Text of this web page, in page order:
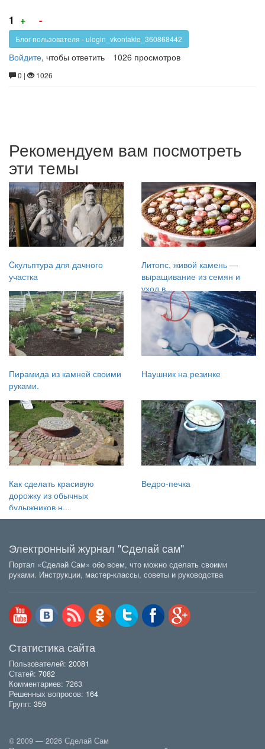
1 +
за!
-
против!
Блог пользователя - ulogin_vkontakte_360868442
Войдите, чтобы ответить 1026 просмотров
0 | 1026
Рекомендуем вам посмотреть
эти темы
Cкульптура для дачного
участка
Литопс, живой камень —
выращивание из семян и
уход в...
Пирамида из камней своими
руками.
Наушник на резинке
Как сделать красивую
дорожку из обычных
булыжников н...
Ведро-печка
Электронный журнал "Сделай сам"
Портал «Сделай Сам» обо всем, что можно сделать своими
руками. Инструкции, мастер-классы, советы и руководства
Статистика сайта
Пользователей: 20081
Статей: 7082
Комментариев: 7263
Решенных вопросов: 164
Групп: 359
© 2009 — 2026 Сделай Сам